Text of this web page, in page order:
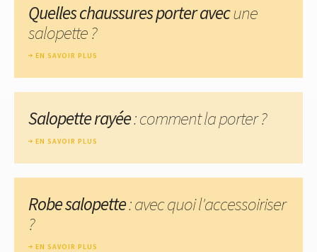
Quelles chaussures porter avecune
salopette ?
EN SAVOIR PLUS
Salopette rayée: comment la porter ?
EN SAVOIR PLUS
Robe salopette: avec quoi l'accessoiriser
?
EN SAVOIR PLUS